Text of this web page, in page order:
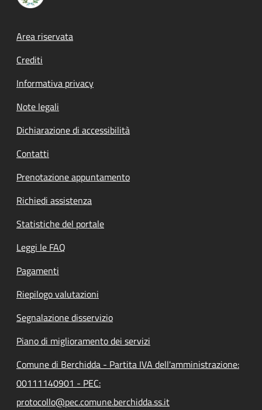
Footer menu
Area riservata
Crediti
Informativa privacy
Note legali
Dichiarazione di accessibilità
Contatti
Prenotazione appuntamento
Richiedi assistenza
Statistiche del portale
Leggi le FAQ
Pagamenti
Riepilogo valutazioni
Segnalazione disservizio
Piano di miglioramento dei servizi
Comune di Berchidda - Partita IVA dell'amministrazione:
00111140901 - PEC:
protocollo@pec.comune.berchidda.ss.it